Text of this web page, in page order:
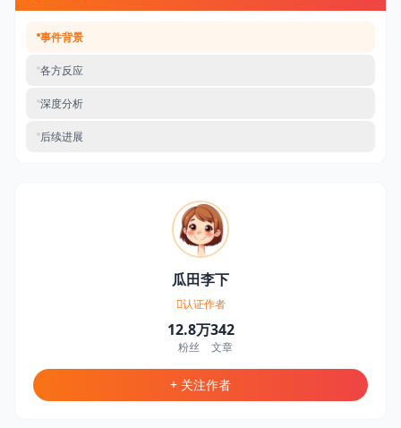
事件背景
各方反应
深度分析
后续进展
瓜田李下
认证作者
12.8万
粉丝
342
文章
+ 关注作者